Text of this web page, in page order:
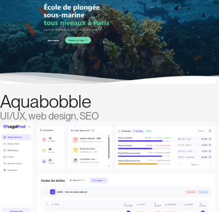
Aquabobble
UI/UX, web design, SEO